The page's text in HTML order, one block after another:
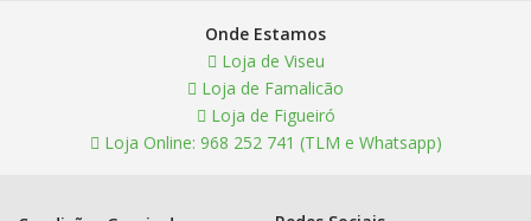
Onde Estamos
Loja de Viseu
Loja de Famalicão
Loja de Figueiró
Loja Online: 968 252 741 (TLM e Whatsapp)